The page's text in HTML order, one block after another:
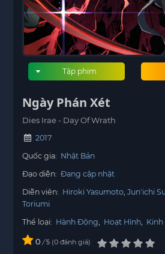
Tập phim
Ngày Phán Xét
Dies Irae - Day Of Wrath
2017
Quốc gia: Nhật Bản
Đạo diễn: Đang cập nhật
Diễn viên: Hiroki Yasumoto Jun'ichi
Toriumi
Thể loại: Hành Động Hoạt Hình Kinh
0 / 5 0 đánh giá